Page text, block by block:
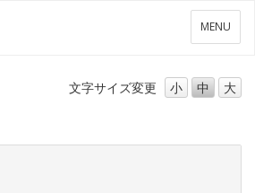
メ
ニ
ー
MENU
文字サイズ変更 小 中 大